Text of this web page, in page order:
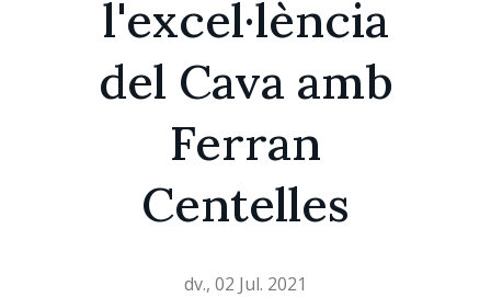
l'excel·lència
del Cava amb
Ferran
Centelles
dv., 02 Jul. 2021